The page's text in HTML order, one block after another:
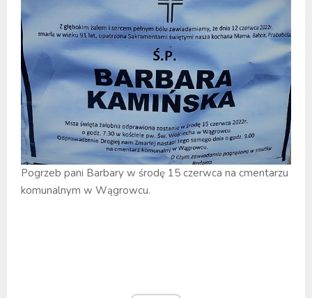
Pogrzeb pani Barbary w środę 15 czerwca na cmentarzu
komunalnym w Wągrowcu.